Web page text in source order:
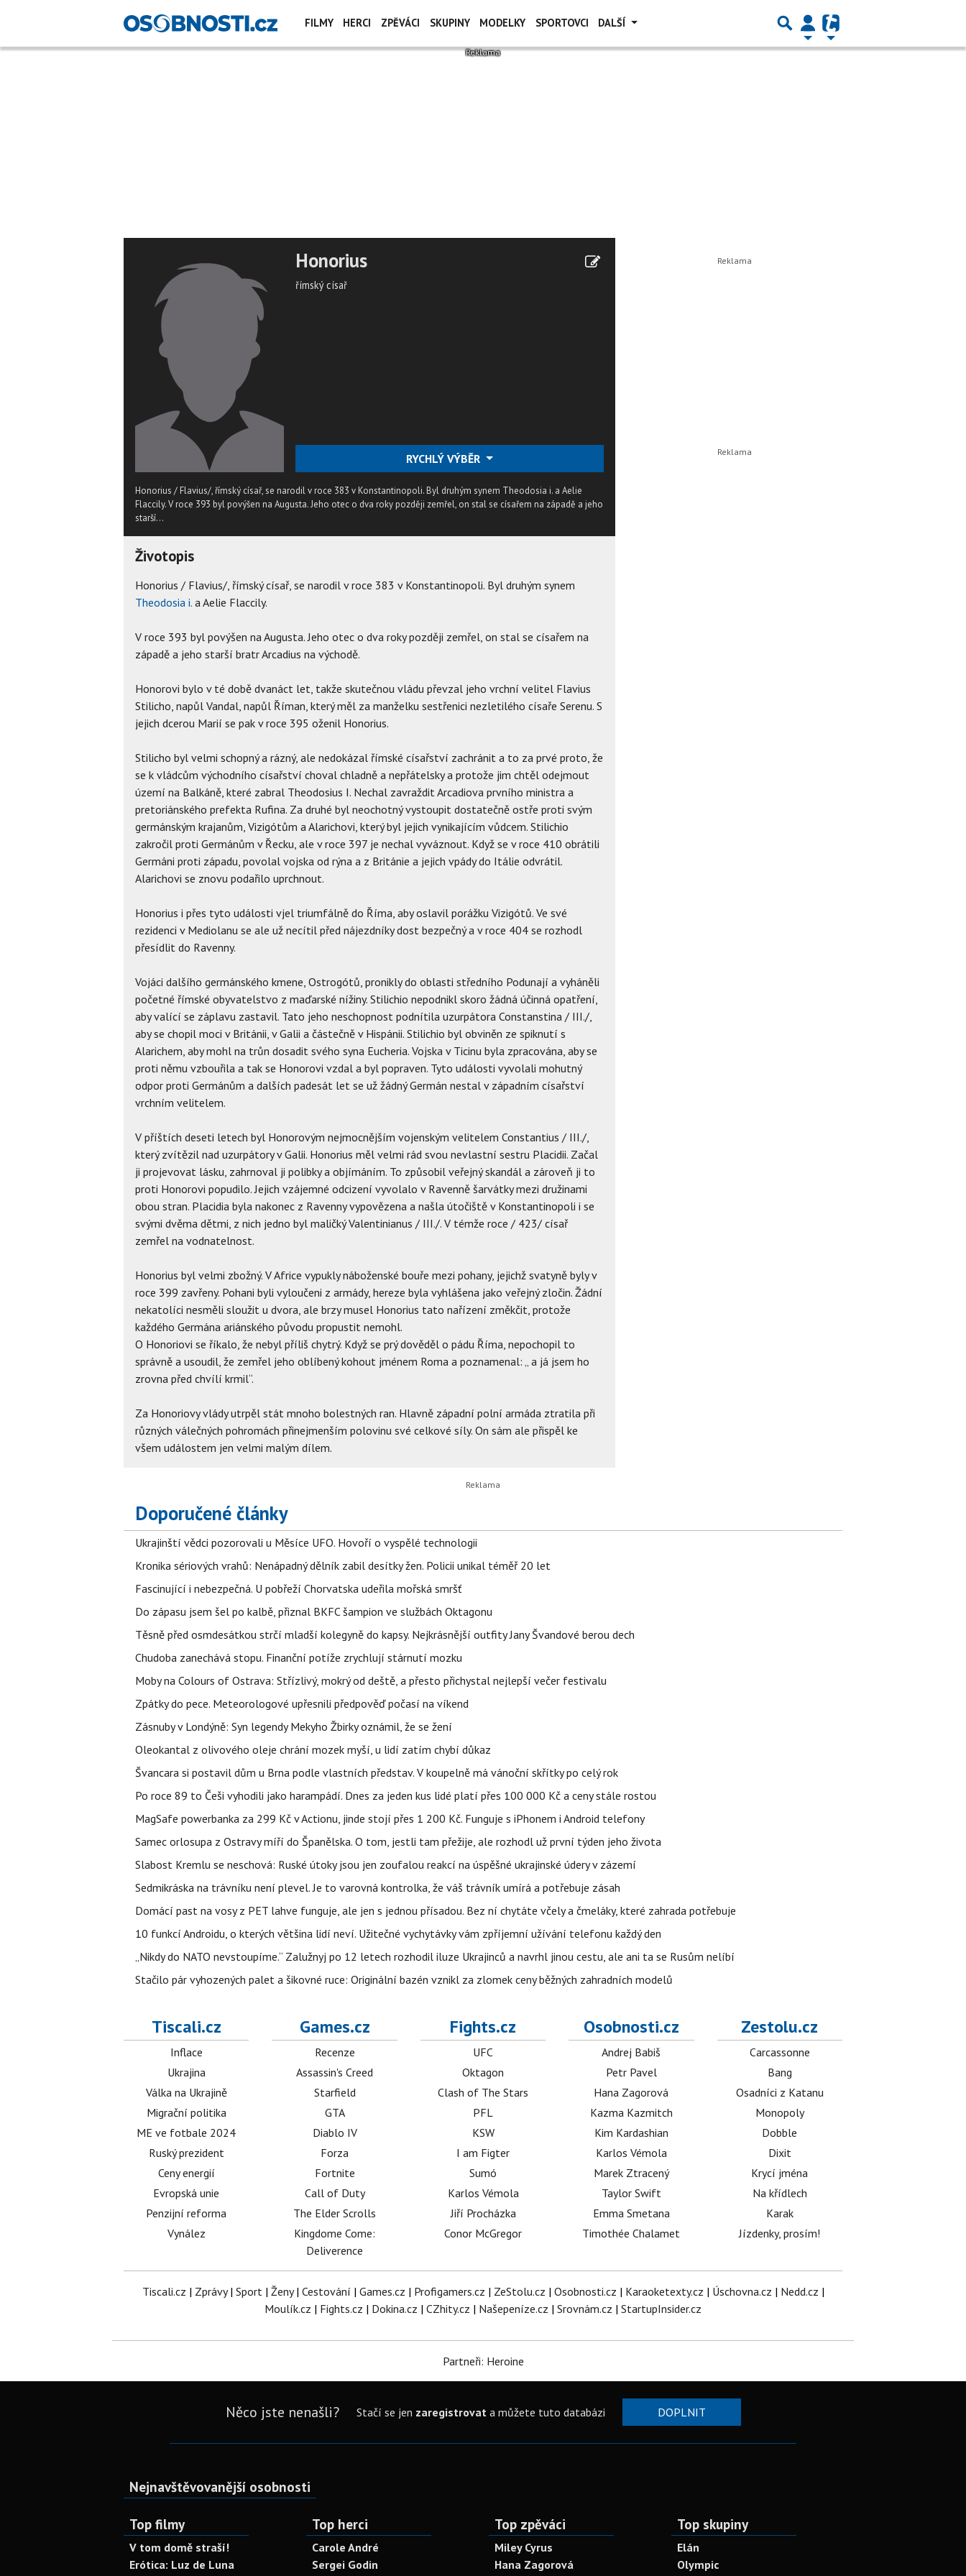
FILMY HERCI ZPĚVÁCI SKUPINY MODELKY SPORTOVCI DALŠÍ
Honorius
římský císař
RYCHLÝ VÝBĚR
Honorius / Flavius/, římský císař, se narodil v roce 383 v Konstantinopoli. Byl druhým synem Theodosia i. a Aelie
Flaccily. V roce 393 byl povýšen na Augusta. Jeho otec o dva roky později zemřel, on stal se císařem na západě a jeho
starší...
Životopis
Honorius / Flavius/, římský císař, se narodil v roce 383 v Konstantinopoli. Byl druhým synem
Theodosia i. a Aelie Flaccily.
V roce 393 byl povýšen na Augusta. Jeho otec o dva roky později zemřel, on stal se císařem na
západě a jeho starší bratr Arcadius na východě.
Honorovi bylo v té době dvanáct let, takže skutečnou vládu převzal jeho vrchní velitel Flavius
Stilicho, napůl Vandal, napůl Říman, který měl za manželku sestřenici nezletilého císaře Serenu. S
jejich dcerou Marií se pak v roce 395 oženil Honorius.
Stilicho byl velmi schopný a rázný, ale nedokázal římské císařství zachránit a to za prvé proto, že
se k vládcům východního císařství choval chladně a nepřátelsky a protože jim chtěl odejmout
území na Balkáně, které zabral Theodosius I. Nechal zavraždit Arcadiova prvního ministra a
pretoriánského prefekta Rufina. Za druhé byl neochotný vystoupit dostatečně ostře proti svým
germánským krajanům, Vizigótům a Alarichovi, který byl jejich vynikajícím vůdcem. Stilichio
zakročil proti Germánům v Řecku, ale v roce 397 je nechal vyváznout. Když se v roce 410 obrátili
Germáni proti západu, povolal vojska od rýna a z Británie a jejich vpády do Itálie odvrátil.
Alarichovi se znovu podařilo uprchnout.
Honorius i přes tyto události vjel triumfálně do Říma, aby oslavil porážku Vizigótů. Ve své
rezidenci v Mediolanu se ale už necítil před nájezdníky dost bezpečný a v roce 404 se rozhodl
přesídlit do Ravenny.
Vojáci dalšího germánského kmene, Ostrogótů, pronikly do oblasti středního Podunají a vyháněli
početné římské obyvatelstvo z maďarské nížiny. Stilichio nepodnikl skoro žádná účinná opatření,
aby valící se záplavu zastavil. Tato jeho neschopnost podnítila uzurpátora Constanstina / III./,
aby se chopil moci v Británii, v Galii a částečně v Hispánii. Stilichio byl obviněn ze spiknutí s
Alarichem, aby mohl na trůn dosadit svého syna Eucheria. Vojska v Ticinu byla zpracována, aby se
proti němu vzbouřila a tak se Honorovi vzdal a byl popraven. Tyto události vyvolali mohutný
odpor proti Germánům a dalších padesát let se už žádný Germán nestal v západním císařství
vrchním velitelem.
V příštích deseti letech byl Honorovým nejmocnějším vojenským velitelem Constantius / III./,
který zvítězil nad uzurpátory v Galii. Honorius měl velmi rád svou nevlastní sestru Placidii. Začal
ji projevovat lásku, zahrnoval ji polibky a objímáním. To způsobil veřejný skandál a zároveň ji to
proti Honorovi popudilo. Jejich vzájemné odcizení vyvolalo v Ravenně šarvátky mezi družinami
obou stran. Placidia byla nakonec z Ravenny vypovězena a našla útočiště v Konstantinopoli i se
svými dvěma dětmi, z nich jedno byl maličký Valentinianus / III./. V témže roce / 423/ císař
zemřel na vodnatelnost.
Honorius byl velmi zbožný. V Africe vypukly náboženské bouře mezi pohany, jejichž svatyně byly v
roce 399 zavřeny. Pohani byli vyloučeni z armády, hereze byla vyhlášena jako veřejný zločin. Žádní
nekatolíci nesměli sloužit u dvora, ale brzy musel Honorius tato nařízení změkčit, protože
každého Germána ariánského původu propustit nemohl.
O Honoriovi se říkalo, že nebyl příliš chytrý. Když se prý dověděl o pádu Říma, nepochopil to
správně a usoudil, že zemřel jeho oblíbený kohout jménem Roma a poznamenal: „ a já jsem ho
zrovna před chvílí krmil“.
Za Honoriovy vlády utrpěl stát mnoho bolestných ran. Hlavně západní polní armáda ztratila při
různých válečných pohromách přinejmenším polovinu své celkové síly. On sám ale přispěl ke
všem událostem jen velmi malým dílem.
Doporučené články
Ukrajinští vědci pozorovali u Měsíce UFO. Hovoří o vyspělé technologii
Kronika sériových vrahů: Nenápadný dělník zabil desítky žen. Policii unikal téměř 20 let
Fascinující i nebezpečná. U pobřeží Chorvatska udeřila mořská smršť
Do zápasu jsem šel po kalbě, přiznal BKFC šampion ve službách Oktagonu
Těsně před osmdesátkou strčí mladší kolegyně do kapsy. Nejkrásnější outfity Jany Švandové berou dech
Chudoba zanechává stopu. Finanční potíže zrychlují stárnutí mozku
Moby na Colours of Ostrava: Střízlivý, mokrý od deště, a přesto přichystal nejlepší večer festivalu
Zpátky do pece. Meteorologové upřesnili předpověď počasí na víkend
Zásnuby v Londýně: Syn legendy Mekyho Žbirky oznámil, že se žení
Oleokantal z olivového oleje chrání mozek myší, u lidí zatím chybí důkaz
Švancara si postavil dům u Brna podle vlastních představ. V koupelně má vánoční skřítky po celý rok
Po roce 89 to Češi vyhodili jako harampádí. Dnes za jeden kus lidé platí přes 100 000 Kč a ceny stále rostou
MagSafe powerbanka za 299 Kč v Actionu, jinde stojí přes 1 200 Kč. Funguje s iPhonem i Android telefony
Samec orlosupa z Ostravy míří do Španělska. O tom, jestli tam přežije, ale rozhodl už první týden jeho života
Slabost Kremlu se neschová: Ruské útoky jsou jen zoufalou reakcí na úspěšné ukrajinské údery v zázemí
Sedmikráska na trávníku není plevel. Je to varovná kontrolka, že váš trávník umírá a potřebuje zásah
Domácí past na vosy z PET lahve funguje, ale jen s jednou přísadou. Bez ní chytáte včely a čmeláky, které zahrada potřebuje
10 funkcí Androidu, o kterých většina lidí neví. Užitečné vychytávky vám zpříjemní užívání telefonu každý den
„Nikdy do NATO nevstoupíme.“ Zalužnyj po 12 letech rozhodil iluze Ukrajinců a navrhl jinou cestu, ale ani ta se Rusům nelíbí
Stačilo pár vyhozených palet a šikovné ruce: Originální bazén vznikl za zlomek ceny běžných zahradních modelů
Tiscali.cz
Inflace
Ukrajina
Válka na Ukrajině
Migrační politika
ME ve fotbale 2024
Ruský prezident
Ceny energií
Evropská unie
Penzijní reforma
Vynález
Games.cz
Recenze
Assassin's Creed
Starfield
GTA
Diablo IV
Forza
Fortnite
Call of Duty
The Elder Scrolls
Kingdome Come:
Deliverence
Fights.cz
UFC
Oktagon
Clash of The Stars
PFL
KSW
I am Figter
Sumó
Karlos Vémola
Jiří Procházka
Conor McGregor
Osobnosti.cz
Andrej Babiš
Petr Pavel
Hana Zagorová
Kazma Kazmitch
Kim Kardashian
Karlos Vémola
Marek Ztracený
Taylor Swift
Emma Smetana
Timothée Chalamet
Zestolu.cz
Carcassonne
Bang
Osadníci z Katanu
Monopoly
Dobble
Dixit
Krycí jména
Na křídlech
Karak
Jízdenky, prosím!
Tiscali.cz | Zprávy| Sport| Ženy| Cestování | Games.cz | Profigamers.cz | ZeStolu.cz | Osobnosti.cz | Karaoketexty.cz | Úschovna.cz | Nedd.cz |
Moulík.cz | Fights.cz | Dokina.cz | CZhity.cz | Našepeníze.cz | Srovnám.cz | StartupInsider.cz
Partneři: Heroine
Něco jste nenašli? Stačí se jen zaregistrovata můžete tuto databázi DOPLNIT
Nejnavštěvovanější osobnosti
Top filmy
V tom domě straší!
Erótica: Luz de Luna
Top herci
Carole André
Sergei Godin
Top zpěváci
Miley Cyrus
Hana Zagorová
Top skupiny
Elán
Olympic